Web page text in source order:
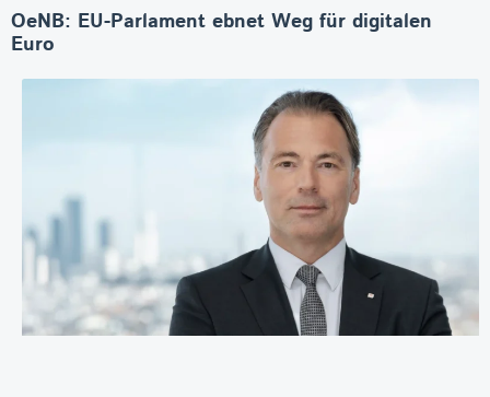
OeNB: EU-Parlament ebnet Weg für digitalen
Euro